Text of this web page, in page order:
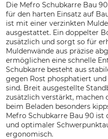
Die Mefro Schubkarre Bau
für den harten Einsatz auf
ist mit einer verzinkten
ausgestattet. Ein doppelter
zusätzlich und sorgt so für
Muldenwände aus präzise
ermöglichen eine schnelle
Schubkarre besteht aus
gegen Rost phosphatiert
sind. Breit ausgestellte
zusätzlich verstärkt, machen
beim Beladen besonders
Mefro Schubkarre Bau 90
und optimaler
ergonomisch.